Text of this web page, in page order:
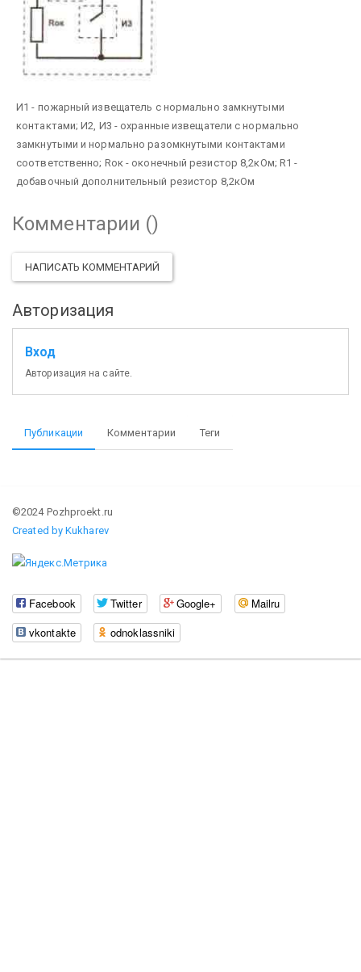
И1 - пожарный извещатель с нормально замкнутыми
контактами; И2, И3 - охранные извещатели с нормально
замкнутыми и нормально разомкнутыми контактами
соответственно; Rок - оконечный резистор 8,2кОм; R1 -
добавочный дополнительный резистор 8,2кОм
Комментарии ()
НАПИСАТЬ КОММЕНТАРИЙ
Авторизация
Вход
Авторизация на сайте.
Публикации Комментарии Теги
©2024 Pozhproekt.ru
Created by Kukharev
Facebook Twitter Google+
Mailru
vkontakte
odnoklassniki